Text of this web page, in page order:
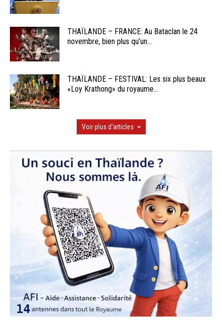
THAÏLANDE – FRANCE: Au Bataclan le 24
novembre, bien plus qu’un...
THAÏLANDE – FESTIVAL: Les six plus beaux
«Loy Krathong» du royaume...
Voir plus d'articles